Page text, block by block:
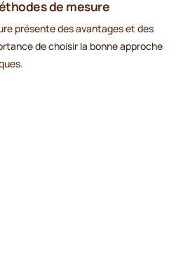
de mesure
présente des avantages et des
de choisir la bonne approche